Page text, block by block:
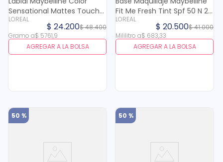
Sensational Mattes Touch
Rojo X 4.2 Gr
LOREAL
$48.400
$ 24.200
Gramo a$ 5761,9
AGREGAR A LA BOLSA
Fit Me Fresh Tint Spf 50 N 2.5
X 30 Ml
LOREAL
$41.000
$ 20.500
Mililitro a$ 683,33
AGREGAR A LA BOLSA
50 % 50 %